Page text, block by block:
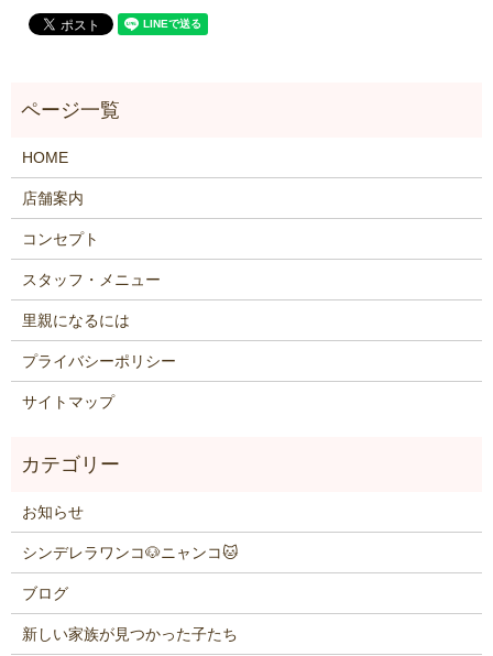
HOME
店舗案内
コンセプト
スタッフ・メニュー
里親になるには
プライバシーポリシー
サイトマップ
お知らせ
シンデレラワンコ🐶ニャンコ🐱
ブログ
新しい家族が見つかった子たち